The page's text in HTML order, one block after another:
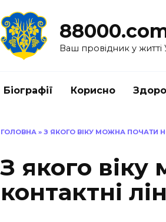
Ваш провідник у
Біографії Корисно
ГОЛОВНА » З ЯКОГО ВІКУ МОЖНА ПОЧАТИ
З якого
контактні